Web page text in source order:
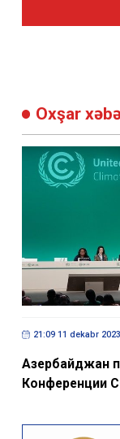
Oxşar
21:09 11 dekabr 2023
Азербайджан
Конференции